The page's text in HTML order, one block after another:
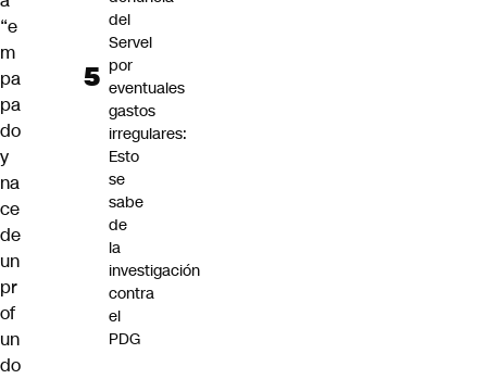
“e
m
pa
pa
do
y
na
ce
de
un
pr
of
un
do
del
Servel
por
eventuales
gastos
irregulares:
Esto
se
sabe
de
la
investigación
contra
el
PDG